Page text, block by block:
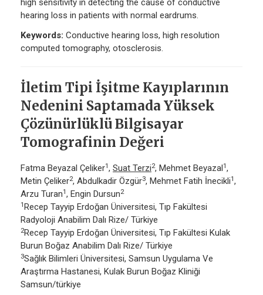
high sensitivity in detecting the cause of conductive
hearing loss in patients with normal eardrums.
Keywords: Conductive hearing loss, high resolution
computed tomography, otosclerosis.
İletim Tipi İşitme Kayıplarının
Nedenini Saptamada Yüksek
Çözünürlüklü Bilgisayar
Tomografinin Değeri
Fatma Beyazal Çeliker1, Suat Terzi2, Mehmet Beyazal1,
Metin Çeliker2, Abdulkadir Özgür3, Mehmet Fatih İnecikli1,
Arzu Turan1, Engin Dursun2
1Recep Tayyip Erdoğan Üniversitesi, Tıp Fakültesi
Radyoloji Anabilim Dalı Rize/ Türkiye
2Recep Tayyip Erdoğan Üniversitesi, Tıp Fakültesi Kulak
Burun Boğaz Anabilim Dalı Rize/ Türkiye
3Sağlık Bilimleri Üniversitesi, Samsun Uygulama Ve
Araştırma Hastanesi, Kulak Burun Boğaz Kliniği
Samsun/türkiye